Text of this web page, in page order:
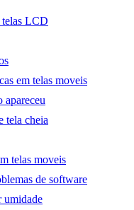
telas LCD
em telas moveis
apareceu
tela cheia
telas moveis
de software
umidade